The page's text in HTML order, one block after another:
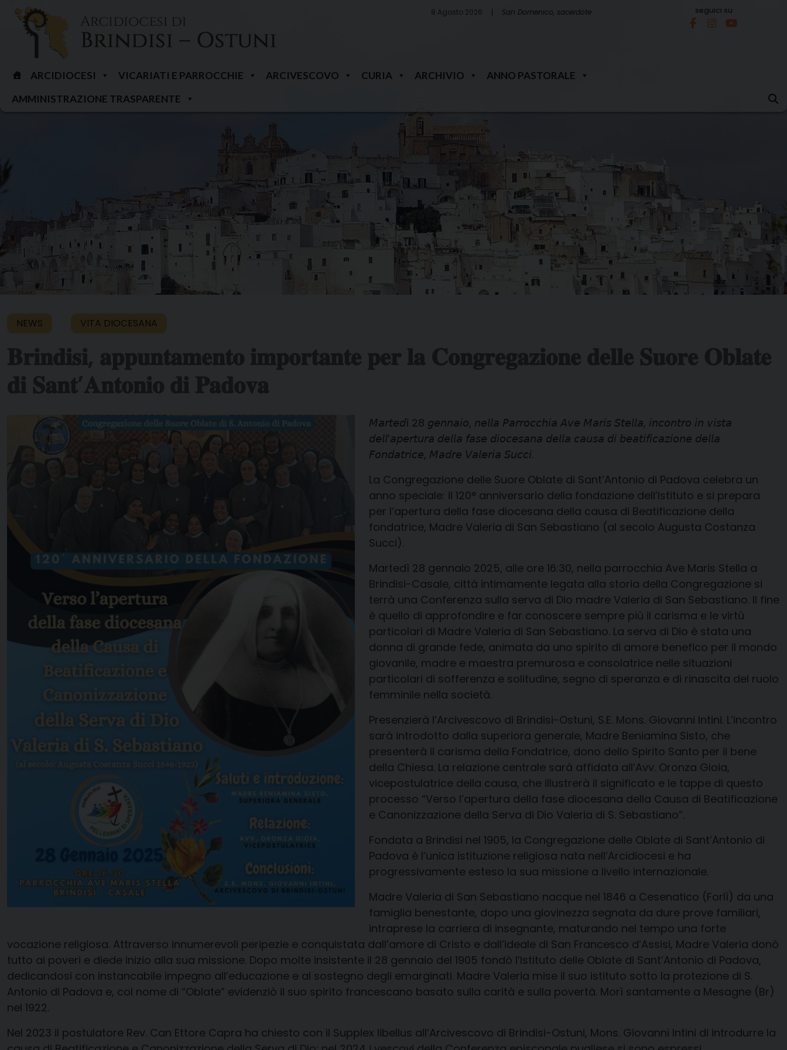
Skip
content
8 Agosto 2026 San Domenico, sacerdote seguici su
ARCIDIOCESI VICARIATI E PARROCCHIE ARCIVESCOVO CURIA ARCHIVIO
ANNO PASTORALE
AMMINISTRAZIONE TRASPARENTE
NEWS VITA DIOCESANA
𝘔𝘢𝘳𝘵𝘦𝘥ì 28 𝘨𝘦𝘯𝘯𝘢𝘪𝘰, 𝘯𝘦𝘭𝘭𝘢 𝘗𝘢𝘳𝘳𝘰𝘤𝘤𝘩𝘪𝘢 𝘈𝘷𝘦 𝘔𝘢𝘳𝘪𝘴 𝘚𝘵𝘦𝘭𝘭𝘢, 𝘪𝘯𝘤𝘰𝘯𝘵𝘳𝘰 𝘪𝘯 𝘷𝘪𝘴𝘵𝘢
𝘥𝘦𝘭𝘭’𝘢𝘱𝘦𝘳𝘵𝘶𝘳𝘢 𝘥𝘦𝘭𝘭𝘢 𝘧𝘢𝘴𝘦 𝘥𝘪𝘰𝘤𝘦𝘴𝘢𝘯𝘢 𝘥𝘦𝘭𝘭𝘢 𝘤𝘢𝘶𝘴𝘢 𝘥𝘪 𝘣𝘦𝘢𝘵𝘪𝘧𝘪𝘤𝘢𝘻𝘪𝘰𝘯𝘦 𝘥𝘦𝘭𝘭𝘢
𝘍𝘰𝘯𝘥𝘢𝘵𝘳𝘪𝘤𝘦, 𝘔𝘢𝘥𝘳𝘦 𝘝𝘢𝘭𝘦𝘳𝘪𝘢 𝘚𝘶𝘤𝘤𝘪.
La Congregazione delle Suore Oblate di Sant’Antonio di Padova celebra un
anno speciale: il 120° anniversario della fondazione dell’Istituto e si prepara
per l’apertura della fase diocesana della causa di Beatificazione della
fondatrice, Madre Valeria di San Sebastiano (al secolo Augusta Costanza
Succi).
Martedì 28 gennaio 2025, alle ore 16:30, nella parrocchia Ave Maris Stella a
Brindisi-Casale, città intimamente legata alla storia della Congregazione si
terrà una Conferenza sulla serva di Dio madre Valeria di San Sebastiano. Il fine
è quello di approfondire e far conoscere sempre più il carisma e le virtù
particolari di Madre Valeria di San Sebastiano. La serva di Dio è stata una
donna di grande fede, animata da uno spirito di amore benefico per il mondo
giovanile, madre e maestra premurosa e consolatrice nelle situazioni
particolari di sofferenza e solitudine, segno di speranza e di rinascita del ruolo
femminile nella società.
Presenzierà l’Arcivescovo di Brindisi-Ostuni, S.E. Mons. Giovanni Intini. L’incontro
sarà introdotto dalla superiora generale, Madre Beniamina Sisto, che
presenterà il carisma della Fondatrice, dono dello Spirito Santo per il bene
della Chiesa. La relazione centrale sarà affidata all’Avv. Oronza Gioia,
vicepostulatrice della causa, che illustrerà il significato e le tappe di questo
processo “Verso l’apertura della fase diocesana della Causa di Beatificazione
e Canonizzazione della Serva di Dio Valeria di S. Sebastiano”.
Fondata a Brindisi nel 1905, la Congregazione delle Oblate di Sant’Antonio di
Padova è l’unica istituzione religiosa nata nell’Arcidiocesi e ha
progressivamente esteso la sua missione a livello internazionale.
Madre Valeria di San Sebastiano nacque nel 1846 a Cesenatico (Forlì) da una
famiglia benestante, dopo una giovinezza segnata da dure prove familiari,
intraprese la carriera di insegnante, maturando nel tempo una forte
vocazione religiosa. Attraverso innumerevoli peripezie e conquistata dall’amore di Cristo e dall’ideale di San Francesco d’Assisi, Madre Valeria donò
tutto ai poveri e diede inizio alla sua missione. Dopo molte insistente il 28 gennaio del 1905 fondò l’Istituto delle Oblate di Sant’Antonio di Padova,
dedicandosi con instancabile impegno all’educazione e al sostegno degli emarginati. Madre Valeria mise il suo istituto sotto la protezione di S.
Antonio di Padova e, col nome di “Oblate” evidenziò il suo spirito francescano basato sulla carità e sulla povertà. Morì santamente a Mesagne (Br)
nel 1922.
Nel 2023 il postulatore Rev. Can Ettore Capra ha chiesto con il Supplex libellus all’Arcivescovo di Brindisi-Ostuni, Mons. Giovanni Intini di introdurre la